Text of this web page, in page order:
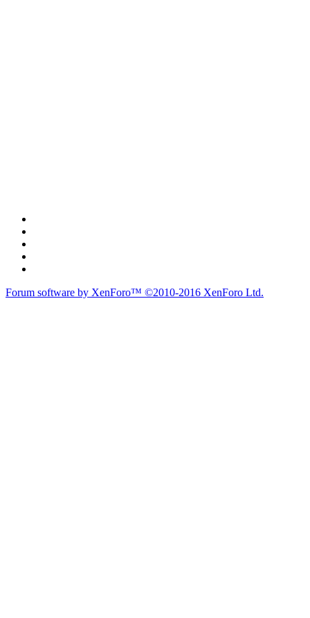
Forum software by XenForo™ ©2010-2016 XenForo Ltd.